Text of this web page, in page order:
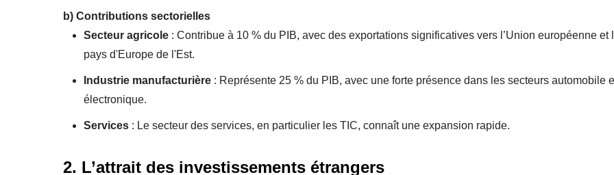
b) Contributions sectorielles
Secteur agricole : Contribue à 10 % du PIB, avec des exportations significatives vers l’Union européenne et
pays d'Europe de l'Est.
Industrie manufacturière : Représente 25 % du PIB, avec une forte présence dans les secteurs automobile
électronique.
Services : Le secteur des services, en particulier les TIC, connaît une expansion rapide.
2. L’attrait des investissements étrangers